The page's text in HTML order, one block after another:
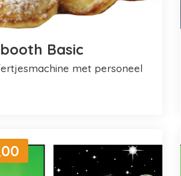
Basic
met personeel